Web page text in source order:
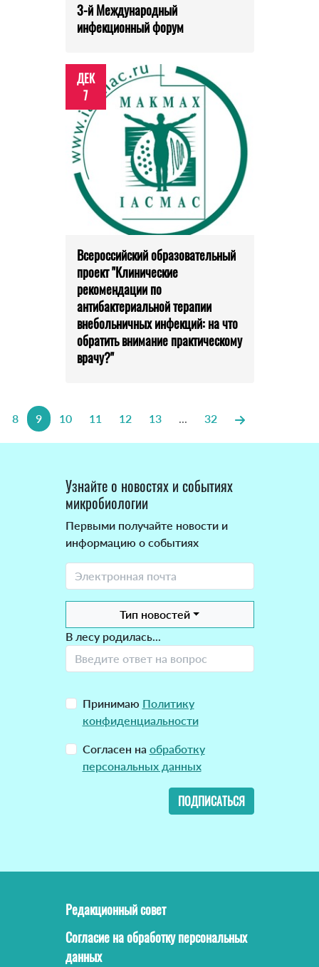
3-й Международный
инфекционный форум
ДЕК
7
Всероссийский образовательный
проект "Клинические
рекомендации по
антибактериальной терапии
внебольничных инфекций: на что
обратить внимание практическому
врачу?"
8 9 10 11 12 13 ... 32
Узнайте о новостях и событиях
микробиологии
Первыми получайте новости и
информацию о событиях
Тип новостей
В лесу родилась...
Принимаю Политику
конфиденциальности
Согласен на обработку
персональных данных
ПОДПИСАТЬСЯ
Редакционный совет
Согласие на обработку персональных
данных